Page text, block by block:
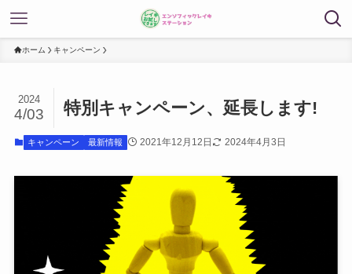
ホーム キャンペーン
特別キャンペーン、延長します!
2024
4/03
キャンペーン 最新情報 2021年12月12日 2024年4月3日